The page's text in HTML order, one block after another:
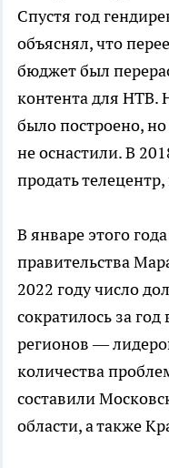
Спустя год
объяснял, что
бюджет был
контента для НТВ.
было построено,
не оснастили. В
продать
В январе этого
правительства
2022 году число
сократилось за год
регионов —
количества
составили
области, а также